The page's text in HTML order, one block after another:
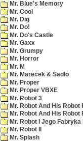
Mr. Blue's Memory
Mr. Cool
Mr. Dig
Mr. Do!
Mr. Do's Castle
Mr. Gaxx
Mr. Grumpy
Mr. Horror
Mr. M
Mr. Marecek & Sadlo
Mr. Proper
Mr. Proper VBXE
Mr. Robot 3
Mr. Robot And His Robot
Mr. Robot And His
Mr. Robot I Jego Fabryka
Mr. Robot II
Mr. Splash